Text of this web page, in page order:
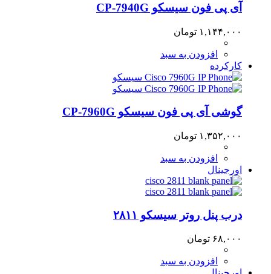
آی پی فون سیسکو CP-7940G
۱,۱۴۴,۰۰۰ تومان
افزودن به سبد
کارکرده
گوشی آی پی فون سیسکو CP-7960G
۱,۳۵۲,۰۰۰ تومان
افزودن به سبد
اورجینال
درب پنل روتر سیسکو ۲۸۱۱
۶۸,۰۰۰ تومان
افزودن به سبد